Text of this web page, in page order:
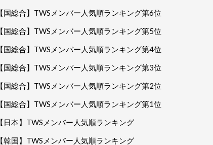
【国総合】TWSメンバー人気順ランキング第6位
【国総合】TWSメンバー人気順ランキング第5位
【国総合】TWSメンバー人気順ランキング第4位
【国総合】TWSメンバー人気順ランキング第3位
【国総合】TWSメンバー人気順ランキング第2位
【国総合】TWSメンバー人気順ランキング第1位
【日本】TWSメンバー人気順ランキング
【韓国】TWSメンバー人気順ランキング